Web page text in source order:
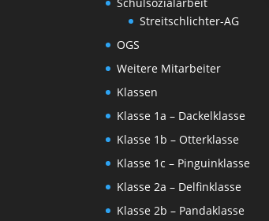
Streitschlichter-AG
OGS
Weitere Mitarbeiter
Klassen
Klasse 1a – Dackelklasse
Klasse 1b – Otterklasse
Klasse 1c – Pinguinklasse
Klasse 2a – Delfinklasse
Klasse 2b – Pandaklasse